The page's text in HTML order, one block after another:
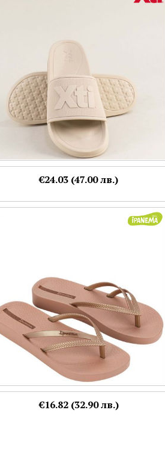
Още цветове:
€24.03 (47.00 лв.)
дамски джапанки между
в розов цвят IPANEMA 82840aq445
€16.82 (32.90 лв.)